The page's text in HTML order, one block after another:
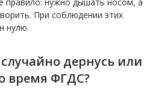
При соблюдении этих
нулю.
дернусь или
время ФГДС?